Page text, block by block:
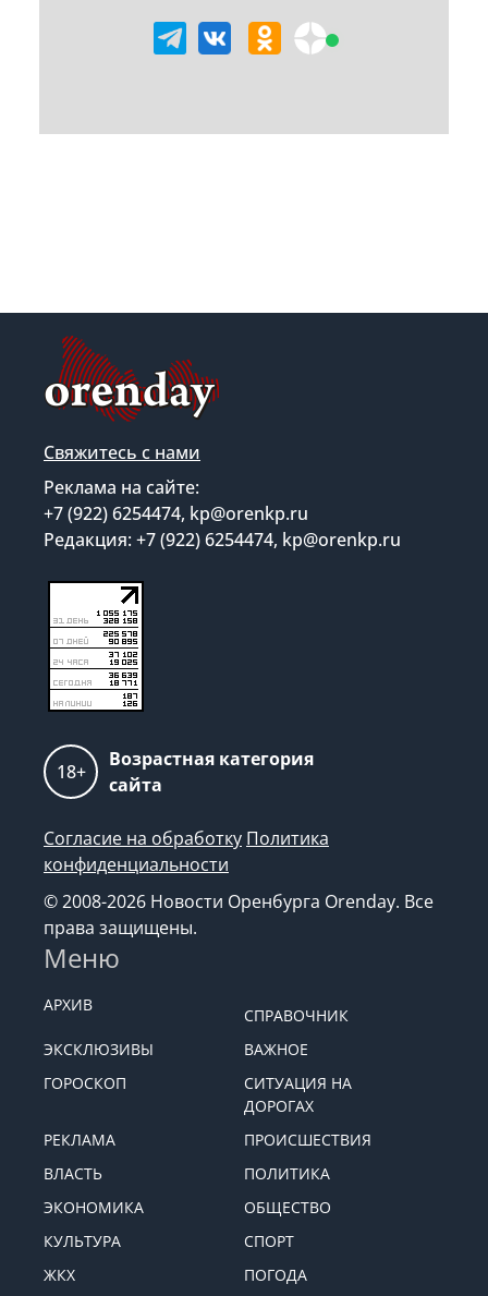
Свяжитесь с нами
Реклама на сайте:
+7 (922) 6254474, kp@orenkp.ru
Редакция: +7 (922) 6254474, kp@orenkp.ru
18+
Возрастная категория
сайта
Согласие на обработку Политика
конфиденциальности
© 2008-2026 Новости Оренбурга Orenday. Все
права защищены.
Меню
АРХИВ
СПРАВОЧНИК
ЭКСКЛЮЗИВЫ
ВАЖНОЕ
ГОРОСКОП
СИТУАЦИЯ НА
ДОРОГАХ
РЕКЛАМА
ПРОИСШЕСТВИЯ
ВЛАСТЬ
ПОЛИТИКА
ЭКОНОМИКА
ОБЩЕСТВО
КУЛЬТУРА
СПОРТ
ЖКХ
ПОГОДА